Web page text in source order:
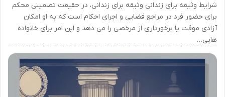
شرایط وثیقه برای زندانی وثیقه برای زندانی، در حقیقت تضمینی محکم
برای حضور فرد در مراجع قضایی و اجرای احکام است که به او امکان
آزادی موقت یا برخورداری از مرخصی را می دهد و این امر برای خانواده
هایی…